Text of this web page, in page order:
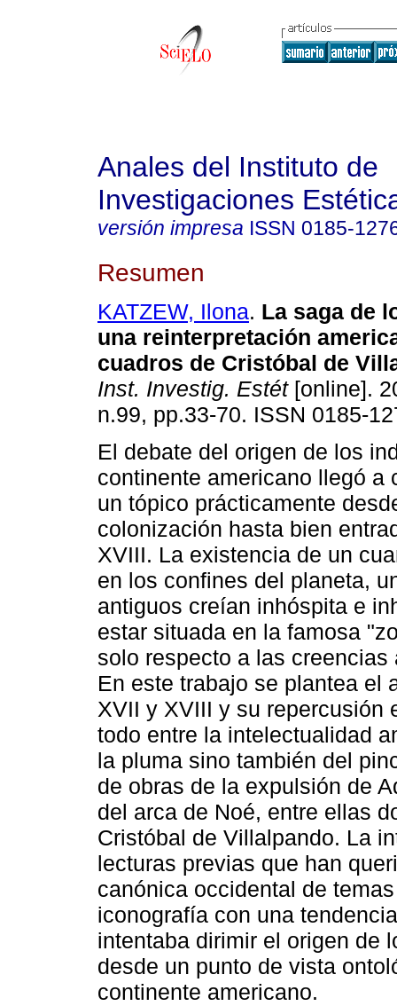
Anales del Instituto de
Investigaciones
versión impresa ISSN 0185-
Resumen
KATZEW, Ilona. La saga de
una reinterpretación
cuadros de Cristóbal de
Inst. Investig. Estét[online].
n.99, pp.33-70. ISSN 0185-
El debate del origen de los
continente americano llegó a
un tópico prácticamente
colonización hasta bien
XVIII. La existencia de un
en los confines del planeta,
antiguos creían inhóspita e
estar situada en la famosa
solo respecto a las
En este trabajo se plantea el
XVII y XVIII y su repercusión
todo entre la intelectualidad
la pluma sino también del
de obras de la expulsión de
del arca de Noé, entre ellas
Cristóbal de Villalpando. La
lecturas previas que han
canónica occidental de
iconografía con una
intentaba dirimir el origen de
desde un punto de vista
continente americano.